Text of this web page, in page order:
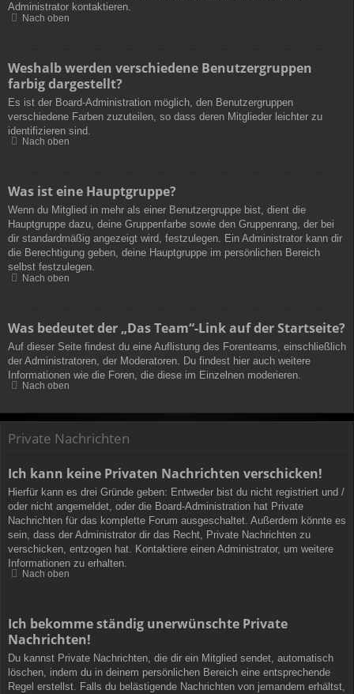
Administrator kontaktieren.
Nach oben
Weshalb werden verschiedene Benutzergruppen
farbig dargestellt?
Es ist der Board-Administration möglich, den Benutzergruppen
verschiedene Farben zuzuteilen, so dass deren Mitglieder leichter zu
identifizieren sind.
Nach oben
Was ist eine Hauptgruppe?
Wenn du Mitglied in mehr als einer Benutzergruppe bist, dient die
Hauptgruppe dazu, deine Gruppenfarbe sowie den Gruppenrang, der bei
dir standardmäßig angezeigt wird, festzulegen. Ein Administrator kann dir
die Berechtigung geben, deine Hauptgruppe im persönlichen Bereich
selbst festzulegen.
Nach oben
Was bedeutet der „Das Team“-Link auf der Startseite?
Auf dieser Seite findest du eine Auflistung des Forenteams, einschließlich
der Administratoren, der Moderatoren. Du findest hier auch weitere
Informationen wie die Foren, die diese im Einzelnen moderieren.
Nach oben
Private Nachrichten
Ich kann keine Privaten Nachrichten verschicken!
Hierfür kann es drei Gründe geben: Entweder bist du nicht registriert und /
oder nicht angemeldet, oder die Board-Administration hat Private
Nachrichten für das komplette Forum ausgeschaltet. Außerdem könnte es
sein, dass der Administrator dir das Recht, Private Nachrichten zu
verschicken, entzogen hat. Kontaktiere einen Administrator, um weitere
Informationen zu erhalten.
Nach oben
Ich bekomme ständig unerwünschte Private
Nachrichten!
Du kannst Private Nachrichten, die dir ein Mitglied sendet, automatisch
löschen, indem du in deinem persönlichen Bereich eine entsprechende
Regel erstellst. Falls du belästigende Nachrichten von jemandem erhältst,